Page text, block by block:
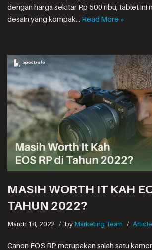
dengan harga sekitar Rp 500 ribu, tablet ini
desain yang kompak… Read More »
MASIH WORTH IT KAH
TAHUN 2022?
March 18, 2022 by Marketing Team
Canon EOS RP merupakan salah satu